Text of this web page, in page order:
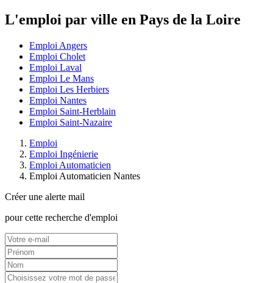
L'emploi par ville en Pays de la Loire
Emploi Angers
Emploi Cholet
Emploi Laval
Emploi Le Mans
Emploi Les Herbiers
Emploi Nantes
Emploi Saint-Herblain
Emploi Saint-Nazaire
Emploi
Emploi Ingénierie
Emploi Automaticien
Emploi Automaticien Nantes
Créer une alerte mail
pour cette recherche d'emploi